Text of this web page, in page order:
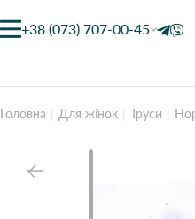
+38 (073) 707-00-45
Головна Для жінок Труси